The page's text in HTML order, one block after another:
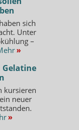
sich
Unter
–
»
Gelatine
kursieren
neuer
»